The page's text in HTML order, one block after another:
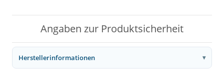
Angaben zur Produktsicherheit
Herstellerinformationen